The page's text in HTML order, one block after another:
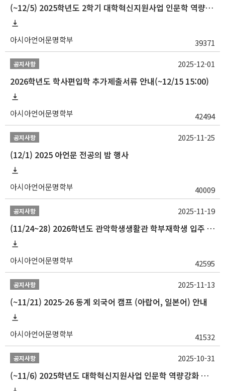
(~12/5) 2025학년도 2학기 대학혁신지원사업 인문학 역량강화 국제학술대회 참가 경비 지원 안내(2차)
아시아언어문명학부 39371
공지사항
2026학년도 학사편입학 추가제출서류 안내(~12/15 15:00)
아시아언어문명학부 42494
2025-12-01
공지사항
(12/1) 2025 아언문 전공의 밤 행사
아시아언어문명학부 40009
2025-11-25
공지사항
(11/24~28) 2026학년도 관악학생생활관 학부재학생 입주 신청 일정 안내
아시아언어문명학부 42595
2025-11-19
공지사항
(~11/21) 2025-26 동계 외국어 캠프 (아랍어, 일본어) 안내
아시아언어문명학부 41532
2025-11-13
공지사항
(~11/6) 2025학년도 대학혁신지원사업 인문학 역량강화 동계 인턴십 참가자 선발 안내
2025-10-31